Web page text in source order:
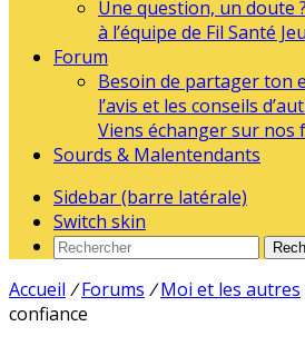
Une question, un doute
à l’équipe de Fil Santé
Forum
Besoin de partager ton
l’avis et les conseils
Viens échanger sur nos
Sourds & Malentendants
Sidebar (barre latérale)
Switch skin
Accueil / Forums / Moi et les autres
confiance